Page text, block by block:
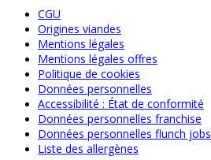
CGU
Origines viandes
Mentions légales
Mentions légales offres
Politique de cookies
Données personnelles
Accessibilité : État de conformité
Données personnelles franchise
Données personnelles flunch jobs
Liste des allergènes